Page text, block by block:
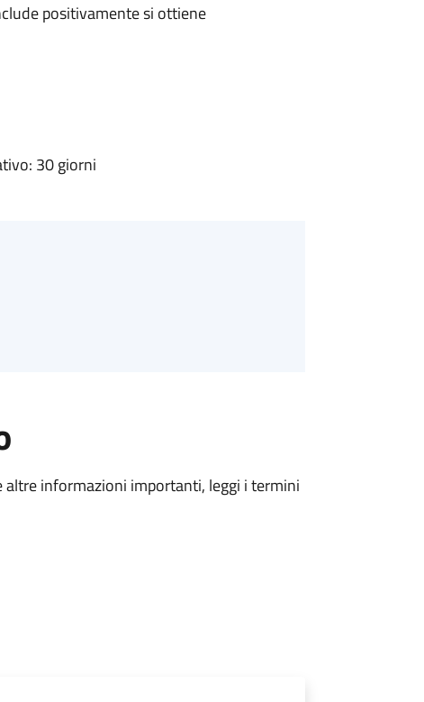
positivamente si ottiene
30 giorni
altre informazioni importanti, leggi i termini